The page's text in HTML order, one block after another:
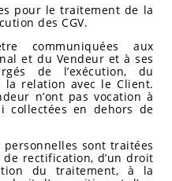
pour le traitement de la
des CGV.
communiquées aux
et du Vendeur et à ses
de l’exécution, du
relation avec le Client.
n’ont pas vocation à
collectées en dehors de
personnelles sont traitées
de rectification, d’un droit
du traitement, à la